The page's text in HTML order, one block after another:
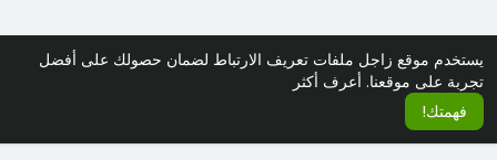
يستخدم موقع زاجل ملفات تعريف الارتباط لضمان حصولك على أفضل
تجربة على موقعنا. أعرف أكثر
فهمتك!